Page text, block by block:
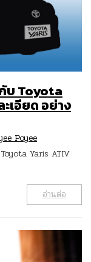
บ Toyota
เอียด อย่าง
Poyee
Yaris ATIV
อ่านต่อ